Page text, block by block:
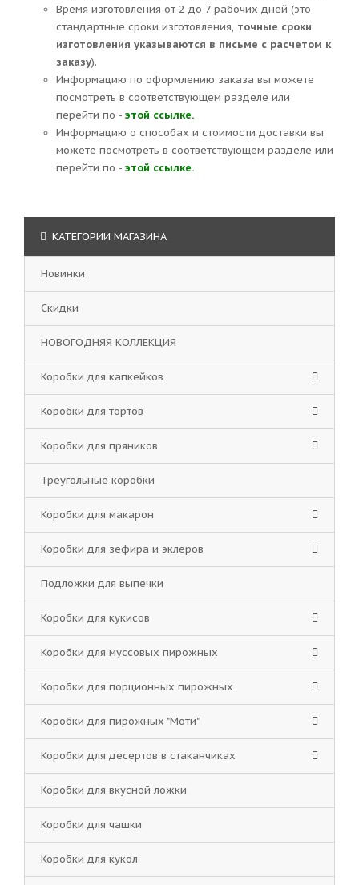
Время изготовления от 2 до 7 рабочих дней (это
стандартные сроки изготовления, точные сроки
изготовления указываются в письме с расчетом к
заказу).
Информацию по оформлению заказа вы можете
посмотреть в соответствующем разделе или
перейти по - этой ссылке.
Информацию о способах и стоимости доставки вы
можете посмотреть в соответствующем разделе или
перейти по - этой ссылке.
КАТЕГОРИИ МАГАЗИНА
Новинки
Скидки
НОВОГОДНЯЯ КОЛЛЕКЦИЯ
Коробки для капкейков
Коробки для тортов
Коробки для пряников
Треугольные коробки
Коробки для макарон
Коробки для зефира и эклеров
Подложки для выпечки
Коробки для кукисов
Коробки для муссовых пирожных
Коробки для порционных пирожных
Коробки для пирожных "Моти"
Коробки для десертов в стаканчиках
Коробки для вкусной ложки
Коробки для чашки
Коробки для кукол